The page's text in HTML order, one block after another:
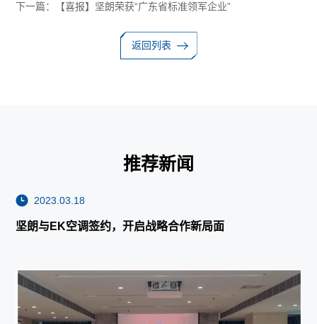
下一篇：
【喜报】坚朗荣获“广东省标准领军企业”
返回列表
推荐新闻
2023.03.18
坚朗与EK空调签约，开启战略合作新局面